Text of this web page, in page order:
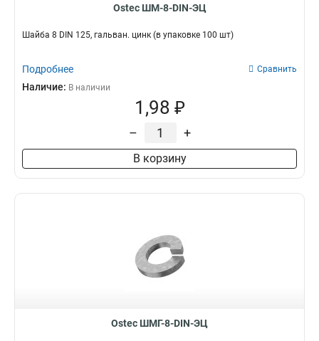
Ostec ШМ-8-DIN-ЭЦ
Шайба 8 DIN 125, гальван. цинк (в упаковке 100 шт)
Подробнее Сравнить
Наличие: В наличии
1,98 ₽
– +
В корзину
Ostec ШМГ-8-DIN-ЭЦ